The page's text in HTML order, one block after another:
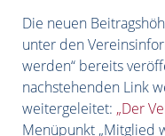
Die neuen
unter den
werden“ bereits
nachstehenden Link
weitergeleitet: „Der
Menüpunkt „Mitglied